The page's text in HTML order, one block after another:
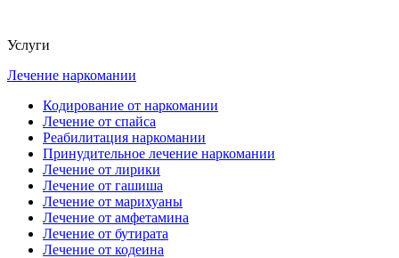
Услуги
Лечение наркомании
Кодирование от наркомании
Лечение от спайса
Реабилитация наркомании
Принудительное лечение наркомании
Лечение от лирики
Лечение от гашиша
Лечение от марихуаны
Лечение от амфетамина
Лечение от бутирата
Лечение от кодеина